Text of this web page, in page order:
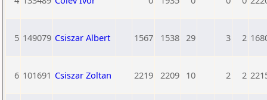
5 149079 Csiszar Albert 1567 1538 29 3 2
6 101691 Csiszar Zoltan 2219 2209 10 2 2